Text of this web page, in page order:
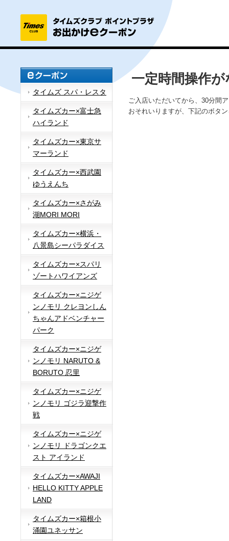
タイムズ スパ・レスタ
タイムズカー×富士急
ハイランド
タイムズカー×東京サ
マーランド
タイムズカー×西武園
ゆうえんち
タイムズカー×さがみ
湖MORI MORI
タイムズカー×横浜・
八景島シーパラダイス
タイムズカー×スパリ
ゾートハワイアンズ
タイムズカー×ニジゲ
ンノモリ クレヨンしん
ちゃんアドベンチャー
パーク
タイムズカー×ニジゲ
ンノモリ NARUTO &
BORUTO 忍里
タイムズカー×ニジゲ
ンノモリ ゴジラ迎撃作
戦
タイムズカー×ニジゲ
ンノモリ ドラゴンクエ
スト アイランド
タイムズカー×AWAJI
HELLO KITTY APPLE
LAND
タイムズカー×箱根小
涌園ユネッサン
一定時間操作
ご入店いただいてから、30分間
おそれいりますが、下記のボタ